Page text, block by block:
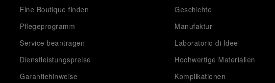
Eine Boutique finden
Pflegeprogramm
Service beantragen
Dienstleistungspreise
Garantiehinweise
Geschichte
Manufaktur
Laboratorio di Idee
Hochwertige Materialien
Komplikationen